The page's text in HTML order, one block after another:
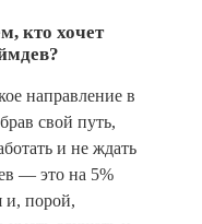
кто хочет
направление в
свой путь,
и не ждать
— это на 5%
и, порой,